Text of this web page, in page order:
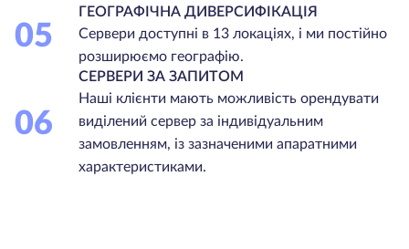
05
ГЕОГРАФІЧНА ДИВЕРСИФІКАЦІЯ
Сервери доступні в 13 локаціях, і ми постійно
розширюємо географію.
06
СЕРВЕРИ ЗА ЗАПИТОМ
Наші клієнти мають можливість орендувати
виділений сервер за індивідуальним
замовленням, із зазначеними апаратними
характеристиками.